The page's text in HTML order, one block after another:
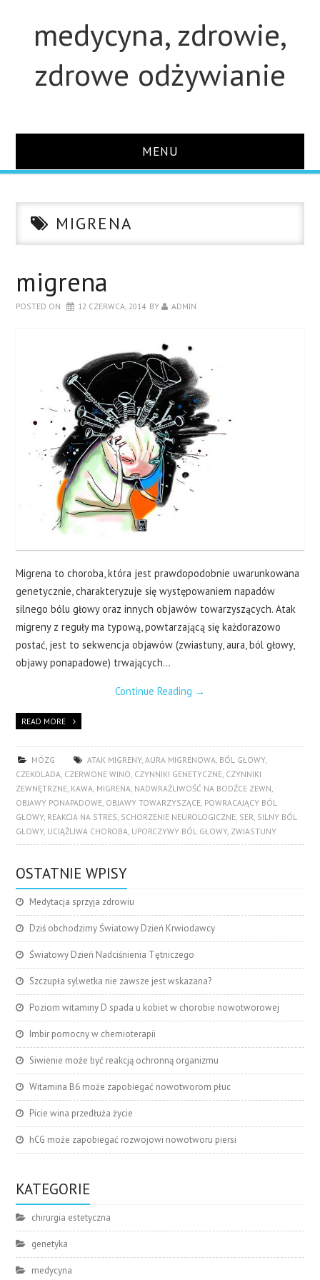
medycyna, zdrowie,
zdrowe odżywianie
MENU
STUDIA
KONTAKT
MIGRENA
migrena
POSTED ON 12 CZERWCA, 2014 BY ADMIN
Migrena to choroba, która jest prawdopodobnie uwarunkowana
genetycznie, charakteryzuje się występowaniem napadów
silnego bólu głowy oraz innych objawów towarzyszących. Atak
migreny z reguły ma typową, powtarzającą się każdorazowo
postać, jest to sekwencja objawów (zwiastuny, aura, ból głowy,
objawy ponapadowe) trwających…
Continue Reading →
READ MORE
MÓZG ATAK MIGRENY,AURA MIGRENOWA BÓL GŁOWY,
CZEKOLADA CZERWONE WINO CZYNNIKI GENETYCZNE CZYNNIKI
ZEWNĘTRZNE KAWA MIGRENA NADWRAŻLIWOŚĆ NA BODŹCE ZEWN
OBJAWY PONAPADOWE OBJAWY TOWARZYSZĄCE POWRACAJĄCY BÓL
GŁOWY, REAKCJA NA STRES SCHORZENIE NEUROLOGICZNE SER SILNY BÓL
GŁOWY, UCIĄŻLIWA CHOROBA UPORCZYWY BÓL GŁOWY, ZWIASTUNY
OSTATNIE WPISY
Medytacja sprzyja zdrowiu
Dziś obchodzimy Światowy Dzień Krwiodawcy
Światowy Dzień Nadciśnienia Tętniczego
Szczupła sylwetka nie zawsze jest wskazana?
Poziom witaminy D spada u kobiet w chorobie nowotworowej
Imbir pomocny w chemioterapii
Siwienie może być reakcją ochronną organizmu
Witamina B6 może zapobiegać nowotworom płuc
Picie wina przedłuża życie
hCG może zapobiegać rozwojowi nowotworu piersi
KATEGORIE
chirurgia estetyczna
genetyka
medycyna